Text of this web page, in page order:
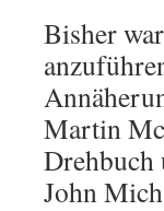
Bisher
Martin
Drehbuch
John